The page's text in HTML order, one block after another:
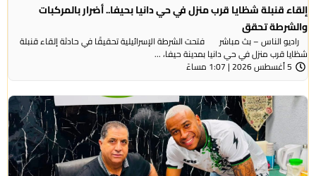
إلقاء قنبلة شظايا قرب منزل في حي دانيا بحيفا.. أضرار بالمركبات
والشرطة تحقق
راديو الناس – بث مباشر فتحت الشرطة الإسرائيلية تحقيقًا في حادثة إلقاء قنبلة
شظايا قرب منزل في حي دانيا بمدينة حيفا، ...
5 أغسطس 2026 | 1:07 مساءً